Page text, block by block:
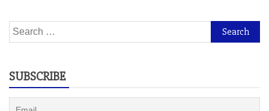
Search
for:
SUBSCRIBE